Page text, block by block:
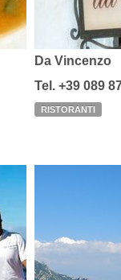
Da Vincenzo
Tel. +39 089
RISTORANTI